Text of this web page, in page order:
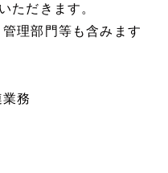
ただきます。
理部門等も含みます
務